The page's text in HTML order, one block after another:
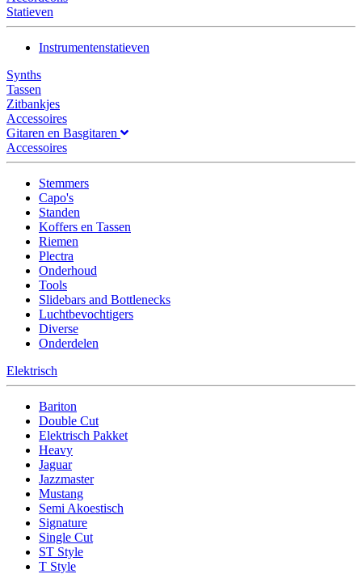
Statieven
Instrumentenstatieven
Synths
Tassen
Zitbankjes
Accessoires
Gitaren en Basgitaren
Accessoires
Stemmers
Capo's
Standen
Koffers en Tassen
Riemen
Plectra
Onderhoud
Tools
Slidebars and Bottlenecks
Luchtbevochtigers
Diverse
Onderdelen
Elektrisch
Bariton
Double Cut
Elektrisch Pakket
Heavy
Jaguar
Jazzmaster
Mustang
Semi Akoestisch
Signature
Single Cut
ST Style
T Style